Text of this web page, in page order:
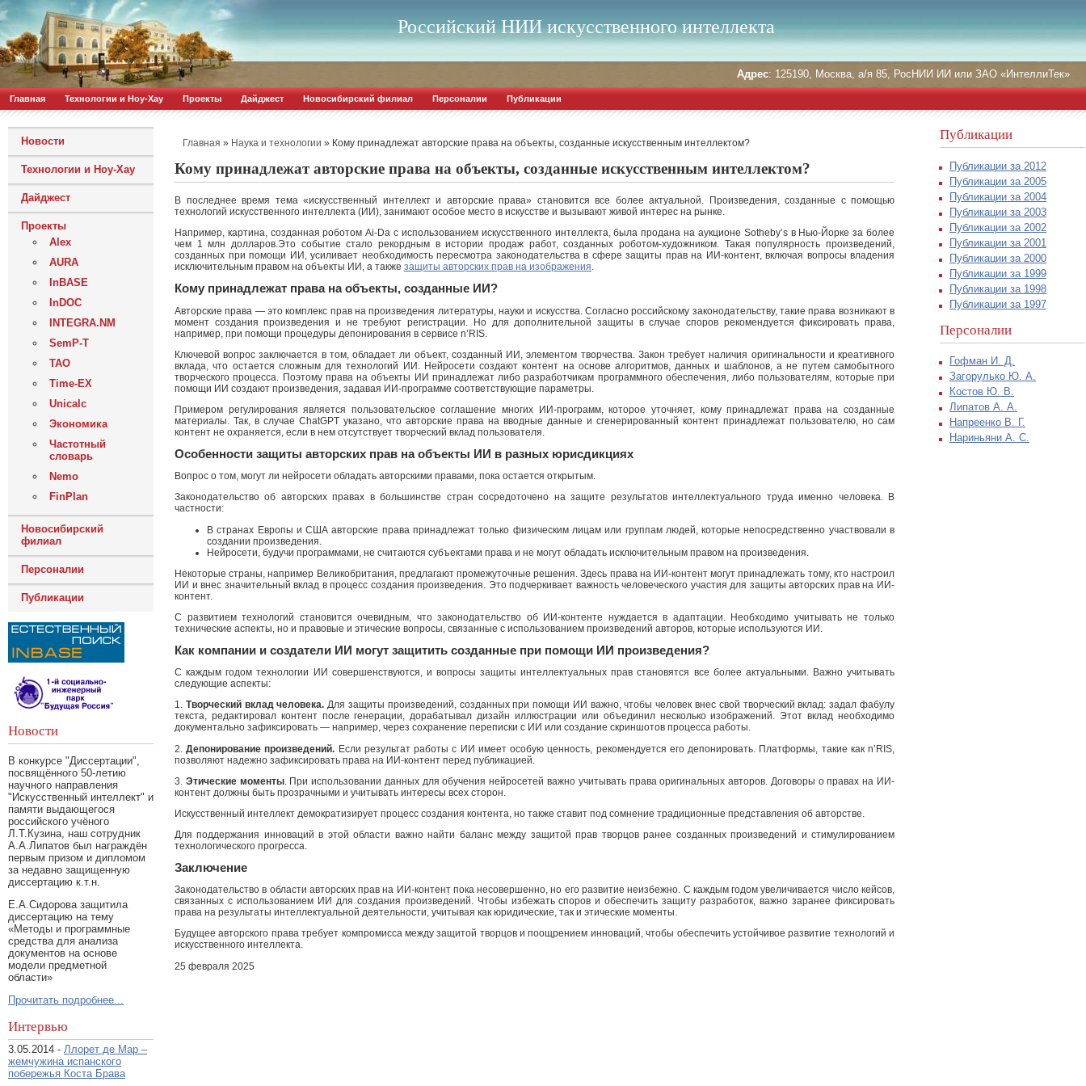
Российский НИИ искусственного интеллекта
Адрес: 125190, Москва, а/я 85, РосНИИ ИИ или ЗАО «ИнтеллиТек»
Главная Технологии и Ноу-Хау Проекты Дайджест Новосибирский филиал Персоналии Публикации
Новости
Технологии и Ноу-Хау
Дайджест
Проекты
Alex
AURA
InBASE
InDOC
INTEGRA.NM
SemP-T
ТАО
Time-EX
Unicalc
Экономика
Частотный
словарь
Nemo
FinPlan
Новосибирский
филиал
Персоналии
Публикации
Новости
В конкурсе "Диссертации",
посвящённого 50-летию
научного направления
"Искусственный интеллект" и
памяти выдающегося
российского учёного
Л.Т.Кузина, наш сотрудник
А.А.Липатов был награждён
первым призом и дипломом
за недавно защищенную
диссертацию к.т.н.
Е.А.Сидорова защитила
диссертацию на тему
«Методы и программные
средства для анализа
документов на основе
модели предметной
области»
Прочитать подробнее...
Интервью
3.05.2014 - Ллорет де Мар –
жемчужина испанского
побережья Коста Брава
Главная » Наука и технологии » Кому принадлежат авторские права на объекты, созданные искусственным интеллектом?
Кому принадлежат авторские права на объекты, созданные искусственным интеллектом?
В последнее время тема «искусственный интеллект и авторские права» становится все более актуальной. Произведения, созданные с помощью
технологий искусственного интеллекта (ИИ), занимают особое место в искусстве и вызывают живой интерес на рынке.
Например, картина, созданная роботом Ai-Da с использованием искусственного интеллекта, была продана на аукционе Sotheby’s в Нью-Йорке за более
чем 1 млн долларов.Это событие стало рекордным в истории продаж работ, созданных роботом-художником. Такая популярность произведений,
созданных при помощи ИИ, усиливает необходимость пересмотра законодательства в сфере защиты прав на ИИ-контент, включая вопросы владения
исключительным правом на объекты ИИ, а также защиты авторских прав на изображения.
Кому принадлежат права на объекты, созданные ИИ?
Авторские права — это комплекс прав на произведения литературы, науки и искусства. Согласно российскому законодательству, такие права возникают в
момент создания произведения и не требуют регистрации. Но для дополнительной защиты в случае споров рекомендуется фиксировать права,
например, при помощи процедуры депонирования в сервисе n’RIS.
Ключевой вопрос заключается в том, обладает ли объект, созданный ИИ, элементом творчества. Закон требует наличия оригинальности и креативного
вклада, что остается сложным для технологий ИИ. Нейросети создают контент на основе алгоритмов, данных и шаблонов, а не путем самобытного
творческого процесса. Поэтому права на объекты ИИ принадлежат либо разработчикам программного обеспечения, либо пользователям, которые при
помощи ИИ создают произведения, задавая ИИ-программе соответствующие параметры.
Примером регулирования является пользовательское соглашение многих ИИ-программ, которое уточняет, кому принадлежат права на созданные
материалы. Так, в случае ChatGPT указано, что авторские права на вводные данные и сгенерированный контент принадлежат пользователю, но сам
контент не охраняется, если в нем отсутствует творческий вклад пользователя.
Особенности защиты авторских прав на объекты ИИ в разных юрисдикциях
Вопрос о том, могут ли нейросети обладать авторскими правами, пока остается открытым.
Законодательство об авторских правах в большинстве стран сосредоточено на защите результатов интеллектуального труда именно человека. В
частности:
В странах Европы и США авторские права принадлежат только физическим лицам или группам людей, которые непосредственно участвовали в
создании произведения.
Нейросети, будучи программами, не считаются субъектами права и не могут обладать исключительным правом на произведения.
Некоторые страны, например Великобритания, предлагают промежуточные решения. Здесь права на ИИ-контент могут принадлежать тому, кто настроил
ИИ и внес значительный вклад в процесс создания произведения. Это подчеркивает важность человеческого участия для защиты авторских прав на ИИ-
контент.
С развитием технологий становится очевидным, что законодательство об ИИ-контенте нуждается в адаптации. Необходимо учитывать не только
технические аспекты, но и правовые и этические вопросы, связанные с использованием произведений авторов, которые используются ИИ.
Как компании и создатели ИИ могут защитить созданные при помощи ИИ произведения?
С каждым годом технологии ИИ совершенствуются, и вопросы защиты интеллектуальных прав становятся все более актуальными. Важно учитывать
следующие аспекты:
1. Творческий вклад человека. Для защиты произведений, созданных при помощи ИИ важно, чтобы человек внес свой творческий вклад: задал фабулу
текста, редактировал контент после генерации, дорабатывал дизайн иллюстрации или объединил несколько изображений. Этот вклад необходимо
документально зафиксировать — например, через сохранение переписки с ИИ или создание скриншотов процесса работы.
2.Депонирование произведений. Если результат работы с ИИ имеет особую ценность, рекомендуется его депонировать. Платформы, такие как n’RIS,
позволяют надежно зафиксировать права на ИИ-контент перед публикацией.
3. Этические моменты. При использовании данных для обучения нейросетей важно учитывать права оригинальных авторов. Договоры о правах на ИИ-
контент должны быть прозрачными и учитывать интересы всех сторон.
Искусственный интеллект демократизирует процесс создания контента, но также ставит под сомнение традиционные представления об авторстве.
Для поддержания инноваций в этой области важно найти баланс между защитой прав творцов ранее созданных произведений и стимулированием
технологического прогресса.
Заключение
Законодательство в области авторских прав на ИИ-контент пока несовершенно, но его развитие неизбежно. С каждым годом увеличивается число кейсов,
связанных с использованием ИИ для создания произведений. Чтобы избежать споров и обеспечить защиту разработок, важно заранее фиксировать
права на результаты интеллектуальной деятельности, учитывая как юридические, так и этические моменты.
Будущее авторского права требует компромисса между защитой творцов и поощрением инноваций, чтобы обеспечить устойчивое развитие технологий и
искусственного интеллекта.
25 февраля 2025
Публикации
Публикации за 2012
Публикации за 2005
Публикации за 2004
Публикации за 2003
Публикации за 2002
Публикации за 2001
Публикации за 2000
Публикации за 1999
Публикации за 1998
Публикации за 1997
Персоналии
Гофман И. Д.
Загорулько Ю. А.
Костов Ю. В.
Липатов А. А.
Напреенко В. Г.
Нариньяни А. С.